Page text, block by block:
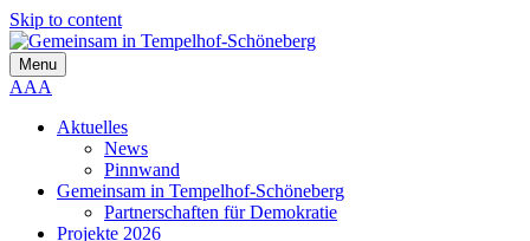
Skip to content
Menu
AAA
Aktuelles
News
Pinnwand
Gemeinsam in Tempelhof-Schöneberg
Partnerschaften für Demokratie
Projekte 2026